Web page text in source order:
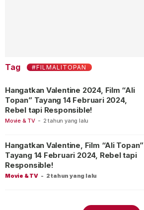
Tag #FILMALITOPAN
Movie & TV - 2 tahun yang lalu
Hangatkan Valentine 2024, Film “Ali
Topan” Tayang 14 Februari 2024,
Rebel tapi Responsible!
Movie & TV - 2 tahun yang lalu
Hangatkan Valentine, Film “Ali Topan”
Tayang 14 Februari 2024, Rebel tapi
Responsible!